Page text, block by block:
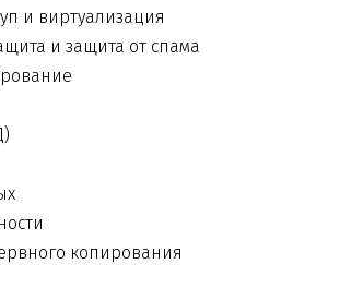
и виртуализация
и защита от спама
копирования